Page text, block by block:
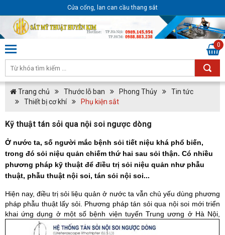
Cửa cổng, lan can cầu thang sắt
0
Trang chủ Thước lỗ ban Phong Thủy
Tin tức
Thiết bị cơ khí
Phụ kiện sắt
Kỹ thuật tán sỏi qua nội soi ngược dòng
Ở nước ta, số người mắc bệnh sỏi tiết niệu khá phổ biến,
trong đó sỏi niệu quản chiếm thứ hai sau sỏi thận. Có nhiều
phương pháp kỹ thuật để điều trị sỏi niệu quản như phẫu
thuật, phẫu thuật nội soi, tán sỏi nội soi...
Hiện nay, điều trị sỏi liệu quản ở nước ta vẫn chủ yếu dùng phương
pháp phẫu thuật lấy sỏi. Phương pháp tán sỏi qua nội soi mới triển
khai ứng dụng ở một số bệnh viện tuyến Trung ương ở Hà Nội,